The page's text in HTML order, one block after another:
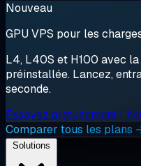
Nouveau
GPU VPS pour les
L4, L40S et H100 avec
préinstallée. Lancez,
seconde.
Essayez gratuitement 1
Comparer tous les plans